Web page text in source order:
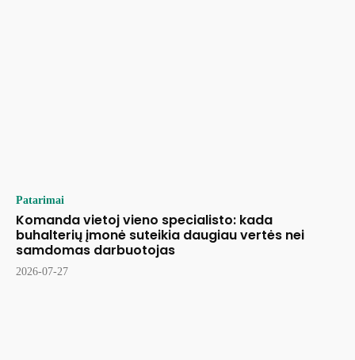
Patarimai
Komanda vietoj vieno specialisto: kada
buhalterių įmonė suteikia daugiau vertės nei
samdomas darbuotojas
2026-07-27